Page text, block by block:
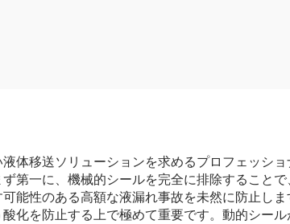
体移送ソリューションを求めるプロフェッシ
第一に、機械的シールを完全に排除すること
能性のある高額な液漏れ事故を未然に防止し
化を防止する上で極めて重要です。動的シー